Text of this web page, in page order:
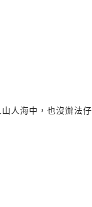
人海中，也沒辦法仔